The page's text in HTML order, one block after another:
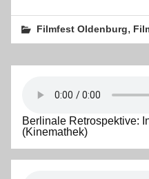
Filmfest Oldenburg,
Berlinale Retrospektive:
(Kinemathek)